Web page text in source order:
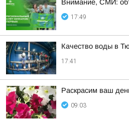
Внимание, СМИ:
17:49
Качество воды в
17:41
Раскрасим ваш
09:03